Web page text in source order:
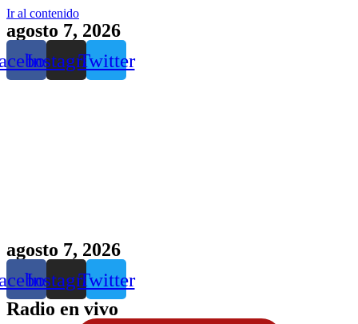
Ir al contenido
agosto 7, 2026
InstagramTwitter
agosto 7, 2026
InstagramTwitter
Radio en vivo